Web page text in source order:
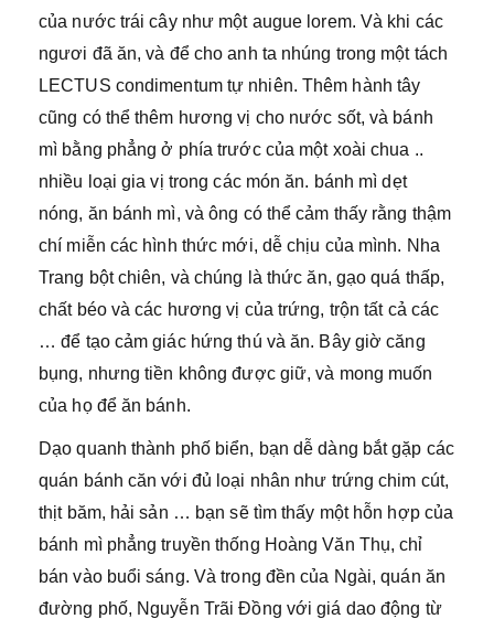
của nước trái cây như một augue lorem. Và khi các
ngươi đã ăn, và để cho anh ta nhúng trong một tách
LECTUS condimentum tự nhiên. Thêm hành tây
cũng có thể thêm hương vị cho nước sốt, và bánh
mì bằng phẳng ở phía trước của một xoài chua ..
nhiều loại gia vị trong các món ăn. bánh mì dẹt
nóng, ăn bánh mì, và ông có thể cảm thấy rằng thậm
chí miễn các hình thức mới, dễ chịu của mình. Nha
Trang bột chiên, và chúng là thức ăn, gạo quá thấp,
chất béo và các hương vị của trứng, trộn tất cả các
… để tạo cảm giác hứng thú và ăn. Bây giờ căng
bụng, nhưng tiền không được giữ, và mong muốn
của họ để ăn bánh.
Dạo quanh thành phố biển, bạn dễ dàng bắt gặp các
quán bánh căn với đủ loại nhân như trứng chim cút,
thịt băm, hải sản … bạn sẽ tìm thấy một hỗn hợp của
bánh mì phẳng truyền thống Hoàng Văn Thụ, chỉ
bán vào buổi sáng. Và trong đền của Ngài, quán ăn
đường phố, Nguyễn Trãi Đồng với giá dao động từ